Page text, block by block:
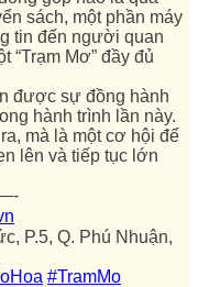
sách, một phần máy
tin đến người quan
“Trạm Mơ” đầy đủ
được sự đồng hành
hành trình lần này.
mà là một cơ hội để
lên và tiếp tục lớn
P.5, Q. Phú Nhuận,
#TramMo